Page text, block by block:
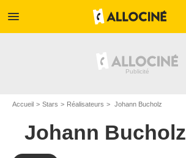
menu
Accueil Stars Réalisateurs Johann Bucholz
Johann Bucholz